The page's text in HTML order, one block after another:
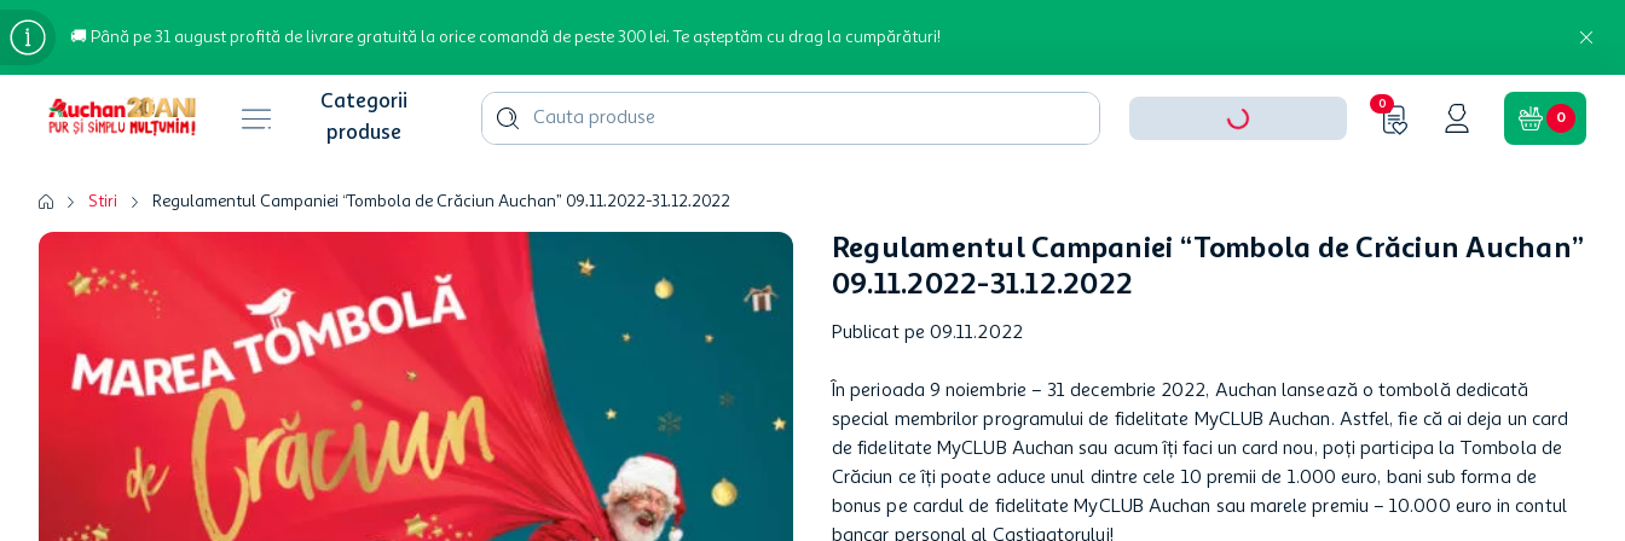
🚚 Până pe 31 august profită de livrare gratuită la orice comandă de peste 300 lei. Te așteptăm cu drag la cumpărături!
Cauta produse
inghetata
cafea boabe
troler
garden star
0
0
Stiri Regulamentul Campaniei “Tombola de Crăciun Auchan” 09.11.2022-31.12.2022
Regulamentul Campaniei “Tombola de Crăciun Auchan”
09.11.2022-31.12.2022
Publicat pe 09.11.2022
În perioada 9 noiembrie – 31 decembrie 2022, Auchan lansează o tombolă dedicată
special membrilor programului de fidelitate MyCLUB Auchan. Astfel, fie că ai deja un card
de fidelitate MyCLUB Auchan sau acum îți faci un card nou, poți participa la Tombola de
Crăciun ce îți poate aduce unul dintre cele 10 premii de 1.000 euro, bani sub forma de
bonus pe cardul de fidelitate MyCLUB Auchan sau marele premiu – 10.000 euro in contul
bancar personal al Castigatorului!